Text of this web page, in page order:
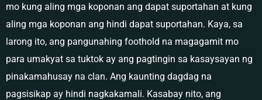
mo kung aling mga koponan ang dapat suportahan at kung
aling mga koponan ang hindi dapat suportahan. Kaya, sa
larong ito, ang pangunahing foothold na magagamit mo
para umakyat sa tuktok ay ang pagtingin sa kasaysayan ng
pinakamahusay na clan. Ang kaunting dagdag na
pagsisikap ay hindi nagkakamali. Kasabay nito, ang